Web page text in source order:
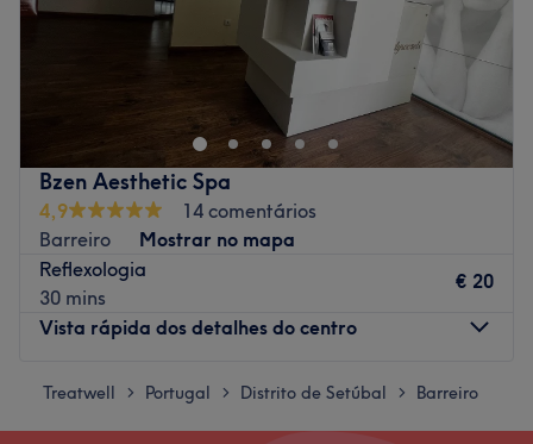
Bzen Aesthetic Spa
4,9
14 comentários
Barreiro
Mostrar no mapa
Reflexologia
30 mins
€ 20
Vista rápida dos detalhes do centro
Segunda-feira 09:30 19:00
Treatwell > Portugal > Distrito de Setúbal > Barreiro